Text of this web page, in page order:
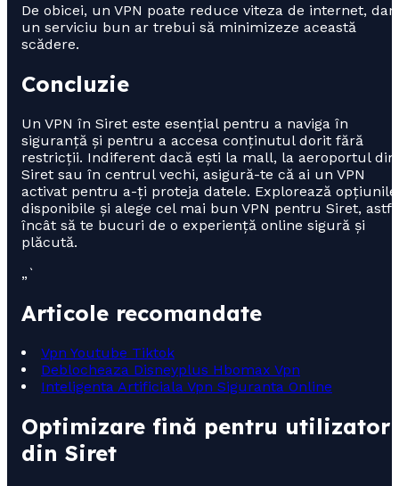
De obicei, un VPN poate reduce viteza de internet, dar
un serviciu bun ar trebui să minimizeze această
scădere.
Concluzie
Un VPN în Siret este esențial pentru a naviga în
siguranță și pentru a accesa conținutul dorit fără
restricții. Indiferent dacă ești la mall, la aeroportul din
Siret sau în centrul vechi, asigură-te că ai un VPN
activat pentru a-ți proteja datele. Explorează opțiunile
disponibile și alege cel mai bun VPN pentru Siret,
încât să te bucuri de o experiență online sigură și
plăcută.
„`
Articole recomandate
Vpn Youtube Tiktok
Deblocheaza Disneyplus Hbomax Vpn
Inteligenta Artificiala Vpn Siguranta Online
Optimizare fină pentru
din Siret